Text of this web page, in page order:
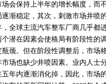
保持上半年的增长幅度，而
渐稳定，其次，刺激市场井喷
球主流汽车整车厂商几乎都
潜在因素会使格局有阶段性的
颈。但在阶段性调整后，市场
也缺少井喷因素。业内人士
年内逐渐消化掉，因此，市场